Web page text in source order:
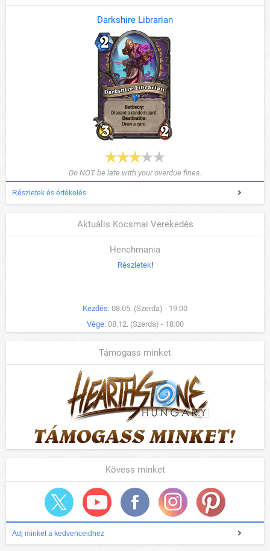
Darkshire Librarian
Do NOT be late with your overdue fines.
Részletek és értékelés
Aktuális Kocsmai Verekedés
Henchmania
Részletek!
Kezdés: 08.05. (Szerda) - 19:00
Vége: 08.12. (Szerda) - 18:00
Támogass minket
Kövess minket
Adj minket a kedvenceidhez